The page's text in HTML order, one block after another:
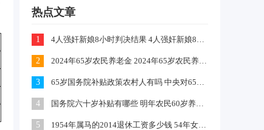
热点文章
1 4人强奸新娘8小时判决结果 4人强奸新娘8小时案件嫌疑犯判刑什么情况
2 2024年65岁农民养老金 2024年65岁农民养老金上涨多少
3 65岁国务院补贴政策农村人有吗 中央对65岁以上老人有补贴吗
4 国务院六十岁补贴有哪些 明年农民60岁养老金每月领多少钱
5 1954年属马的2014退休工资多少钱 54年女马出生农村每年养老金多少